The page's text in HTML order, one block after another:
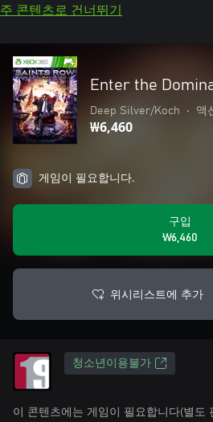
주 콘텐츠로 건너뛰기
Enter the
Deep Silver/Koch • 액
₩6,460
게임이 필요합니다.
구입
₩6,460
위시리스트에 추가
청소년이용불가
이 콘텐츠에는 게임이 필요합니다(별도